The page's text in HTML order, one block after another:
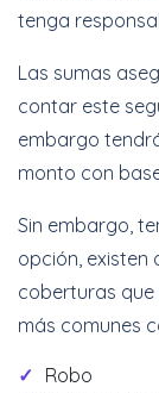
tenga
Las sumas
contar este
embargo
monto con
Sin embargo,
opción, existen
coberturas
más comunes
Robo